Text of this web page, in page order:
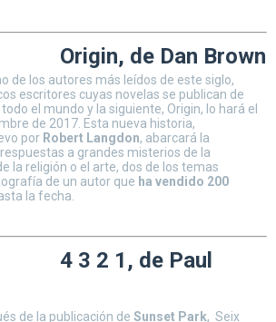
Origin, de Dan Brown
de los autores más leídos de este siglo,
escritores cuyas novelas se publican de
el mundo y la siguiente, Origin, lo hará el
de 2017. Esta nueva historia,
por Robert Langdon, abarcará la
a grandes misterios de la
la religión o el arte, dos de los temas
de un autor que ha vendido 200
la fecha.
4 3 2 1, de Paul
de la publicación de Sunset Park, Seix